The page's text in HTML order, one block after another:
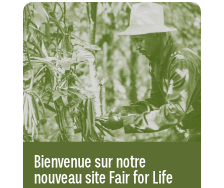
EN ES
Bienvenue sur notre
nouveau site Fair for Life